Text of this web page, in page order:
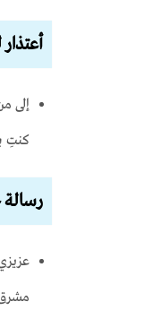
إلى
كنتِ
رسالة